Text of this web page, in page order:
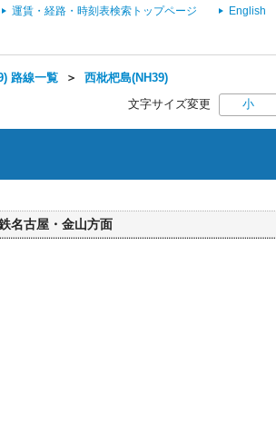
運賃・経路・時刻表検索トップページ English
路線一覧 ＞ 西枇杷島(NH39)
文字サイズ変更 小
名古屋・金山方面